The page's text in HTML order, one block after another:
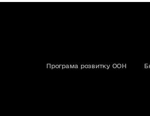
Програма розвитку ООН